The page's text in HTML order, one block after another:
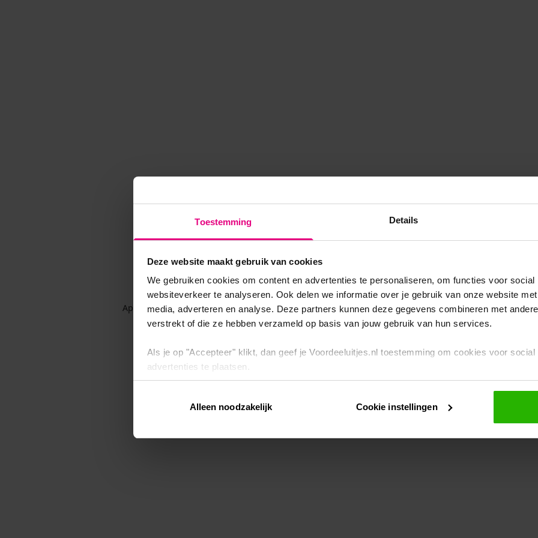
Toestemming Details
Deze website maakt gebruik van cookies
We gebruiken cookies om content en advertenties te personaliseren, om functies voor
websiteverkeer te analyseren. Ook delen we informatie over je gebruik van onze website
media, adverteren en analyse. Deze partners kunnen deze gegevens combineren met
verstrekt of die ze hebben verzameld op basis van jouw gebruik van hun services.
Als je op "Accepteer" klikt, dan geef je Voordeeluitjes.nl toestemming om cookies voor
advertenties te plaatsen.
Via "Cookie instellingen" kun je ook zelf instellen welke cookies worden geplaatst. Je kunt je
intrekken op onscookiebeleid.
Alleen noodzakelijk Cookie instellingen
Application error: a client-side exception has occurred while loadingwww.voordeeluitjes.nl (see the